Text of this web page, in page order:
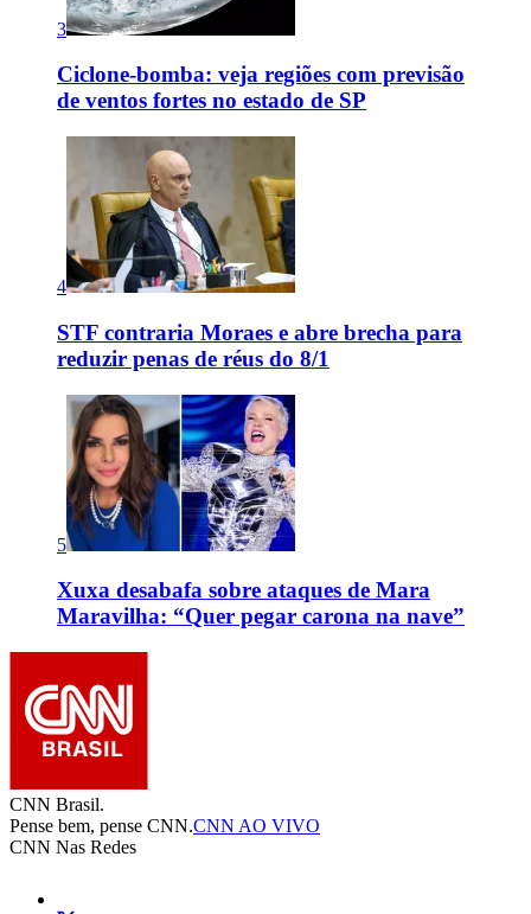
3
Ciclone-bomba: veja regiões com previsão
de ventos fortes no estado de SP
4
STF contraria Moraes e abre brecha para
reduzir penas de réus do 8/1
5
Xuxa desabafa sobre ataques de Mara
Maravilha: “Quer pegar carona na nave”
CNN Brasil.
Pense bem, pense CNN.CNN AO VIVO
CNN Nas Redes